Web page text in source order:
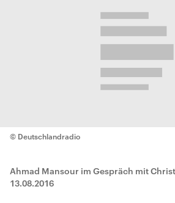
© Deutschlandradio
Ahmad Mansour im Gespräch mit
13.08.2016